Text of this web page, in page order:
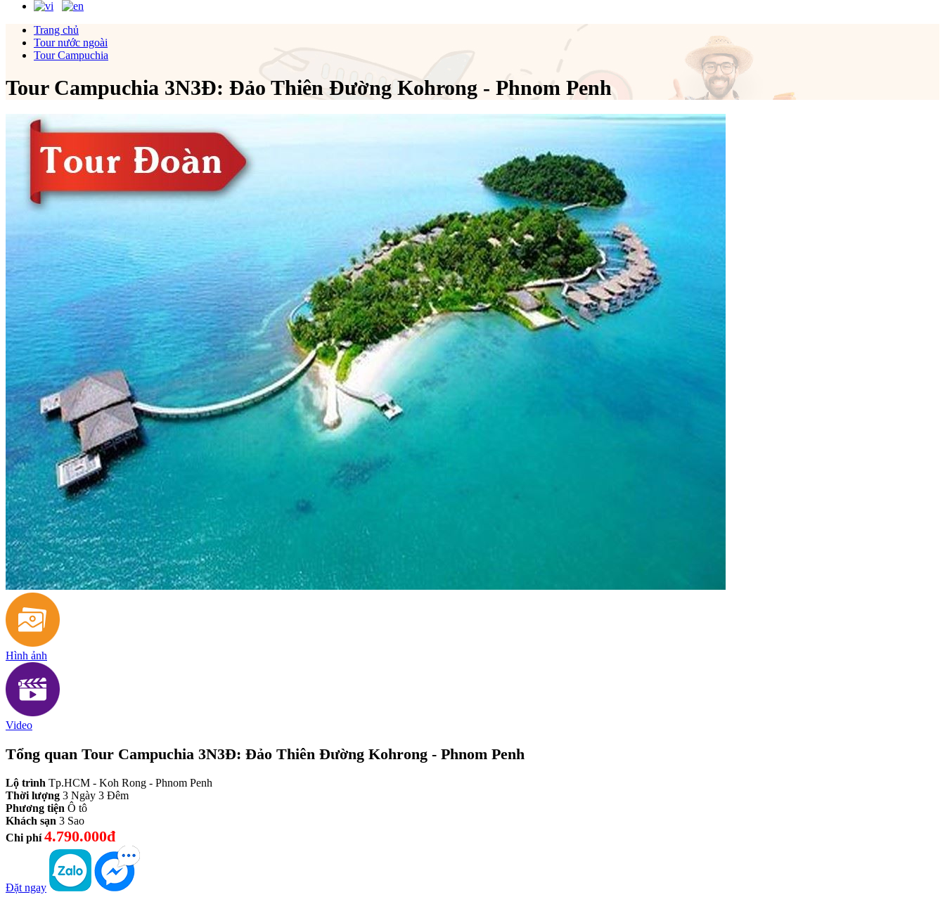
Trang chủ
Tour nước ngoài
Tour Campuchia
Tour Campuchia 3N3Đ: Đảo Thiên Đường Kohrong - Phnom Penh
Hình ảnh
Video
Tổng quan Tour Campuchia 3N3Đ: Đảo Thiên Đường Kohrong - Phnom Penh
Lộ trình Tp.HCM - Koh Rong - Phnom Penh
Thời lượng 3 Ngày 3 Đêm
Phương tiện Ô tô
Khách sạn 3 Sao
Chi phí 4.790.000đ
Đặt ngay